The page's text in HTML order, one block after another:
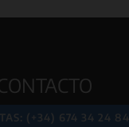
(+34) 674 34 24 84